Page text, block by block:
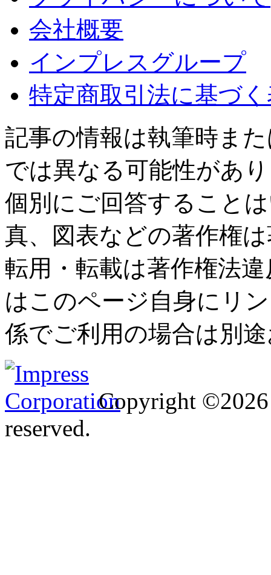
会社概要
インプレスグループ
特定商取引法に基づ
記事の情報は執筆時ま
では異なる可能性があ
個別にご回答すること
真、図表などの著作権
転用・転載は著作権法
はこのページ自身にリ
係でご利用の場合は別
Copyright
reserved.